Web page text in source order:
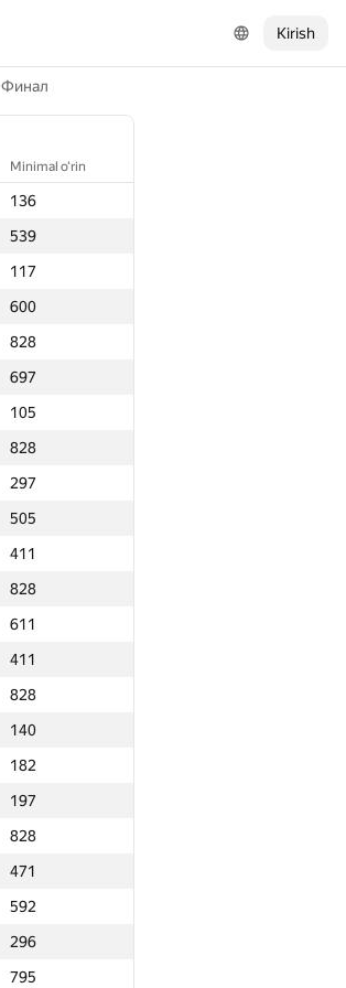
Kirish
Финал
Minimal o‘rin
136
539
117
600
828
697
105
828
297
505
411
828
611
411
828
140
182
197
828
471
592
296
795
Minimal o‘rin